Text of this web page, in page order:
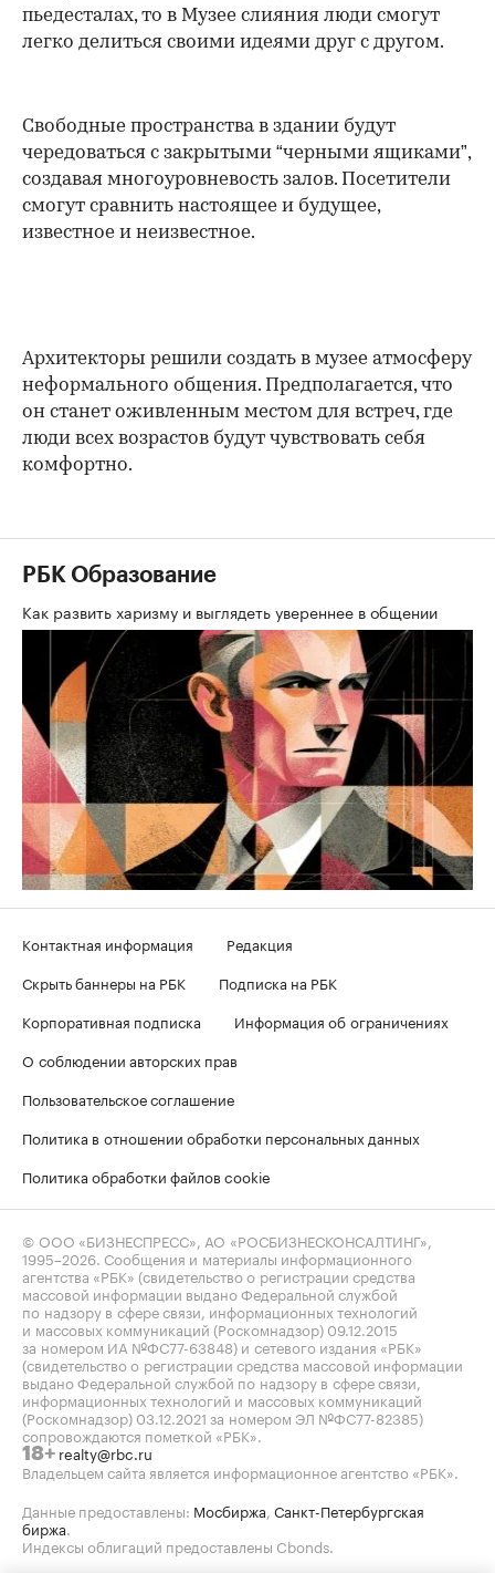
пьедесталах, то в Музее слияния люди смогут
легко делиться своими идеями друг с другом.
Свободные пространства в здании будут
чередоваться с закрытыми “черными ящиками”,
создавая многоуровневость залов. Посетители
смогут сравнить настоящее и будущее,
известное и неизвестное.
Архитекторы решили создать в музее атмосферу
неформального общения. Предполагается, что
он станет оживленным местом для встреч, где
люди всех возрастов будут чувствовать себя
комфортно.
РБК Образование
Как развить харизму и выглядеть увереннее в общении
Контактная информация
Редакция
Скрыть баннеры на РБК
Подписка на РБК
Корпоративная подписка
Информация об ограничениях
О соблюдении авторских прав
Пользовательское соглашение
Политика в отношении обработки персональных данных
Политика обработки файлов cookie
© ООО «БИЗНЕСПРЕСС», АО «РОСБИЗНЕСКОНСАЛТИНГ»,
1995–2026 . Сообщения и материалы информационного
агентства «РБК» (свидетельство о регистрации средства
массовой информации выдано Федеральной службой
по надзору в сфере связи, информационных технологий
и массовых коммуникаций (Роскомнадзор) 09.12.2015
за номером ИА №ФС77-63848) и сетевого издания «РБК»
(свидетельство о регистрации средства массовой информации
выдано Федеральной службой по надзору в сфере связи,
информационных технологий и массовых коммуникаций
(Роскомнадзор) 03.12.2021 за номером ЭЛ №ФС77-82385)
сопровождаются пометкой «РБК».
18+ realty@rbc.ru
Владельцем сайта является информационное агентство «РБК».
Данные предоставлены: Мосбиржа Санкт-Петербургская
биржа
Индексы облигаций предоставлены Cbonds.